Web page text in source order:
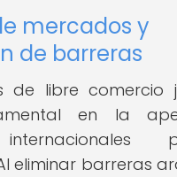
mercados y
de barreras
de libre comercio
en la
eliminar barreras